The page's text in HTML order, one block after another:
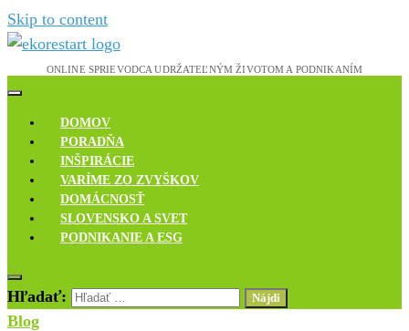
Skip to content
Ekoreštart
Novinky, rozhovory a inšpirácie
DOMOV
PORADŇA
INŠPIRÁCIE
VARÍME ZO ZVYŠKOV
DOMÁCNOSŤ
SLOVENSKO A SVET
PODNIKANIE A ESG
Hľadať:
Blog